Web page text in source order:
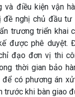
điều kiện vận
đề nghị chủ đầu tư
trương triển khai
được phê duyệt.
đạo đơn vị thi
thời gian bảo
để có phương án
trước khi bàn giao